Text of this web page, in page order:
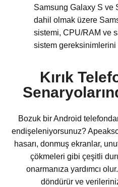
Samsung Galaxy S ve
dahil olmak üzere
sistemi, CPU/RAM ve
sistem gereksinimlerini
Kırık
Bozuk bir Android
endişeleniyorsunuz?
hasarı, donmuş ekranlar,
çökmeleri gibi çeşitli
onarmanıza yardımcı
döndürür ve